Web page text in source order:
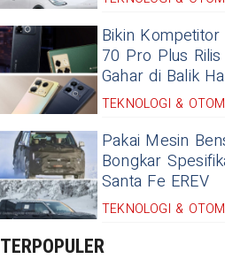
Bikin
70 Pro Plus
Gahar di Balik
TEKNOLOGI &
Pakai Mesin
Bongkar
Santa Fe EREV
TEKNOLOGI &
TERPOPULER